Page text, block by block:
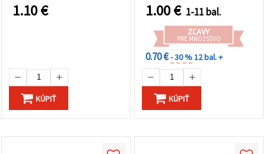
1.10€
KÚPIŤ
1.00€ 1-11 bal.
ZĽAVY
PRE MNOŽSTVO
0.70 €- 30 %12 bal. +
KÚPIŤ